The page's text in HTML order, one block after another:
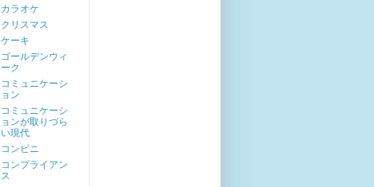
カラオケ
クリスマス
ケーキ
ゴールデンウィ
ーク
コミュニケーシ
ョン
コミュニケーシ
ョンが取りづら
い現代
コンビニ
コンプライアン
ス